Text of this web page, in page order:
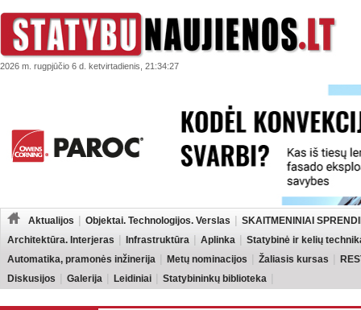
2026 m. rugpjūčio 6 d. ketvirtadienis, 21:34:27
Aktualijos Objektai. Technologijos. Verslas
SKAITMENINIAI
Architektūra. Interjeras
Infrastruktūra Aplinka
Statybinė ir kelių
Automatika, pramonės inžinerija
Metų nominacijos Žaliasis kursas
Diskusijos
Galerija Leidiniai Statybininkų biblioteka